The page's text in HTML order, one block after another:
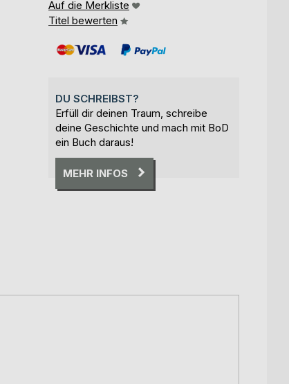
Auf die Merkliste
Titel bewerten
DU SCHREIBST?
Erfüll dir deinen Traum, schreibe
deine Geschichte und mach mit BoD
ein Buch daraus!
MEHR INFOS